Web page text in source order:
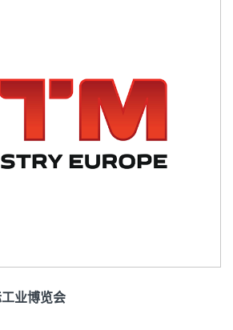
业博览会